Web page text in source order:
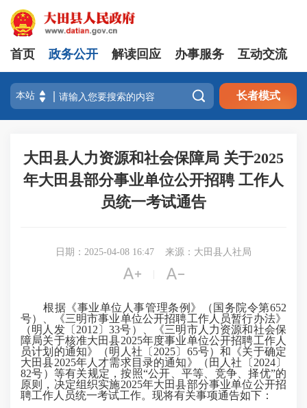
首页 政务公开 解读回应 办事服务 互动交流
 长者模式
大田县人力资源和社会保障局 关于2025
年大田县部分事业单位公开招聘 工作人
员统一考试通告
日期：2025-04-08 16:47 来源：大田县人社局
 
根据《事业单位人事管理条例》（国务院令第652
号）、《三明市事业单位公开招聘工作人员暂行办法》
（明人发〔2012〕33号）、《三明市人力资源和社会保
障局关于核准大田县2025年度事业单位公开招聘工作人
员计划的通知》（明人社〔2025〕65号）和《关于确定
大田县2025年人才需求目录的通知》（田人社〔2024〕
82号）等有关规定，按照“公开、平等、竞争、择优”的
原则，决定组织实施2025年大田县部分事业单位公开招
聘工作人员统一考试工作。现将有关事项通告如下：